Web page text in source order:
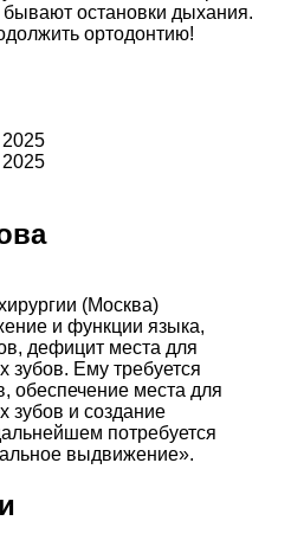
остановки дыхания.
ортодонтию!
(Москва)
и функции языка,
дефицит места для
зубов. Ему требуется
обеспечение места для
зубов и создание
потребуется
выдвижение».